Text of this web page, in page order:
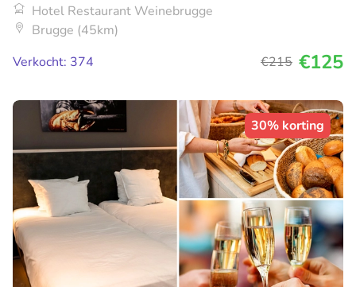
Hotel Restaurant Weinebrugge
Brugge (45km)
Verkocht: 374
€215 €125
30% korting